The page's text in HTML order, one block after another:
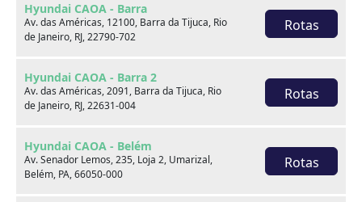
Hyundai CAOA - Barra
Av. das Américas, 12100, Barra da Tijuca, Rio
de Janeiro, RJ, 22790-702
Rotas
Hyundai CAOA - Barra 2
Av. das Américas, 2091, Barra da Tijuca, Rio
de Janeiro, RJ, 22631-004
Rotas
Hyundai CAOA - Belém
Av. Senador Lemos, 235, Loja 2, Umarizal,
Belém, PA, 66050-000
Rotas
GM - Chevrolet TRACKER
1.2 TURBO FLEX PREMIER AUTOMÁTICO